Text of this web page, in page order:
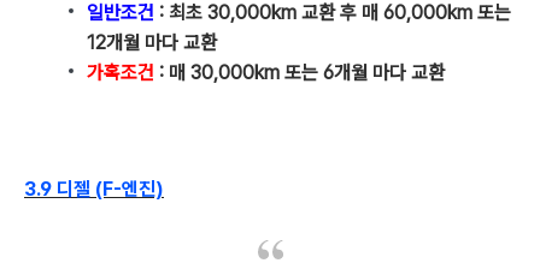
일반조건 : 최초 30,000km 교환 후 매 60,000km 또는
12개월 마다 교환
가혹조건 : 매 30,000km 또는 6개월 마다 교환
3.9 디젤 (F-엔진)